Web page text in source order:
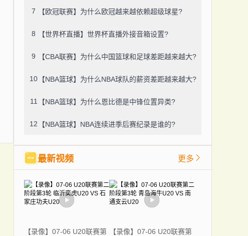
7 【欧冠联赛】为什么欧冠越来越依赖超级球星?
8 【世界杯直播】世界杯直播外接音箱设置?
9 【CBA联赛】为什么中国篮球和足球差距越来越大?
10 【NBA篮球】为什么NBA球队的薪资差距越来越大?
11 【NBA篮球】为什么恩比德是中锋位置异类?
12 【NBA篮球】NBA连续进季后赛纪录是谁的?
最新视频 更多
【录像】07-06 U20联赛第
【录像】07-06 U20联赛第